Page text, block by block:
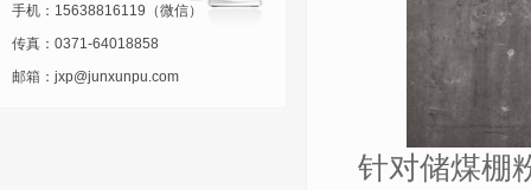
手机：15638816119（微信）
传真：0371-64018858
邮箱：jxp@junxunpu.com
针对储煤棚